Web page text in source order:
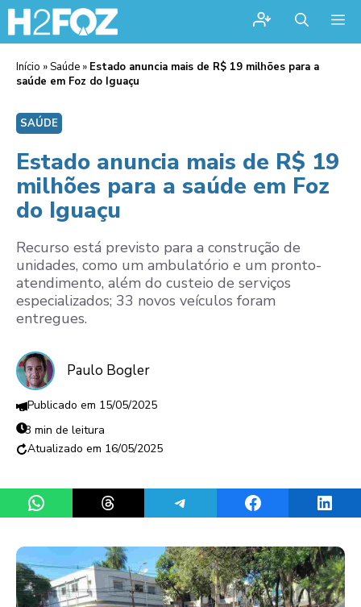
Início »Saúde » Estado anuncia mais de R$ 19 milhões para a
saúde em Foz do Iguaçu
SAÚDE
Estado anuncia mais de R$ 19
milhões para a saúde em Foz
do Iguaçu
Recurso está previsto para a construção de
unidades, como um ambulatório e um pronto-
atendimento, além do custeio de serviços
especializados; 33 novos veículos foram
entregues.
Paulo Bogler
15/05/2025
3 min de leitura
16/05/2025
Share on WhatsAppShare on ThreadsShare on TelegramShare on Facebook